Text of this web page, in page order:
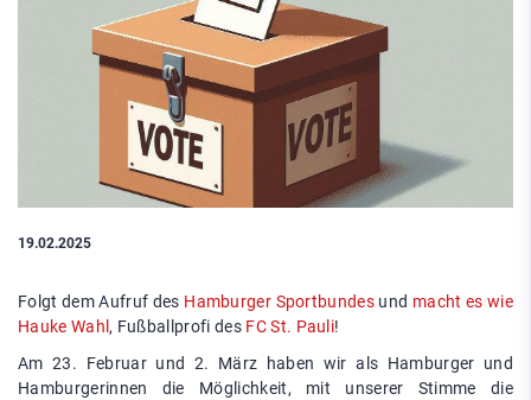
19.02.2025
Folgt dem Aufruf des Hamburger Sportbundes und macht es wie
Hauke Wahl, Fußballprofi des FC St. Pauli!
Am 23. Februar und 2. März haben wir als Hamburger und
Hamburgerinnen die Möglichkeit, mit unserer Stimme die